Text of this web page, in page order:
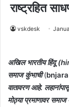
राष्ट्रहित
vskdesk
अखिल भारतीय हिंदू
समाज कुंभाची(bnjara
वातावरण आहे.
मोठ्या प्रमाणावर